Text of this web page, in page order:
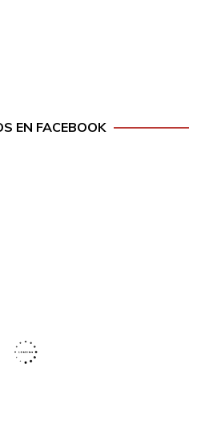
EN FACEBOOK